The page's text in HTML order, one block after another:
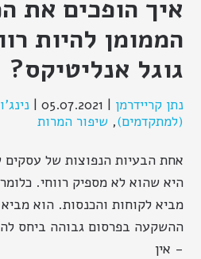
איך הופכים את
הממומן להיות
גוגל אנליטיקס?
נתן קריידרמן |
05.07.2021
|
(למתקדמים),שיפור המרות
אחת הבעיות הנפוצות של עסקים
היא שהוא לא מספיק רווחי.
מביא לקוחות והכנסות. הוא
ההשקעה בפרסום גבוהה ביחס
- אין